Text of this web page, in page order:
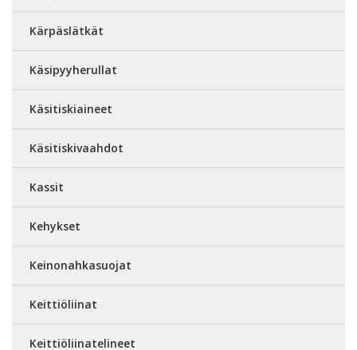
Kärpäslätkät
Käsipyyherullat
Käsitiskiaineet
Käsitiskivaahdot
Kassit
Kehykset
Keinonahkasuojat
Keittiöliinat
Keittiöliinatelineet